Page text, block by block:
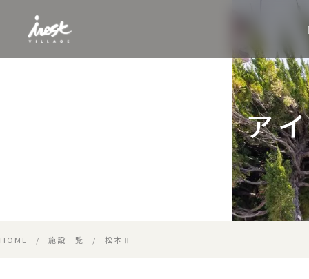
ア
HOME / 施設一覧 / 松本Ⅱ